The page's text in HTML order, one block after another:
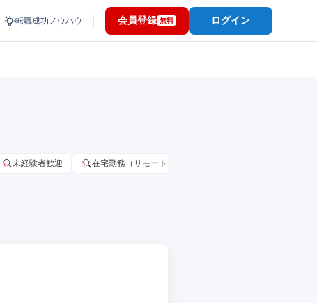
転職成功ノウハウ 会員登録 無料 ログイン
未経験者歓迎 在宅勤務（リモートワーク）OK